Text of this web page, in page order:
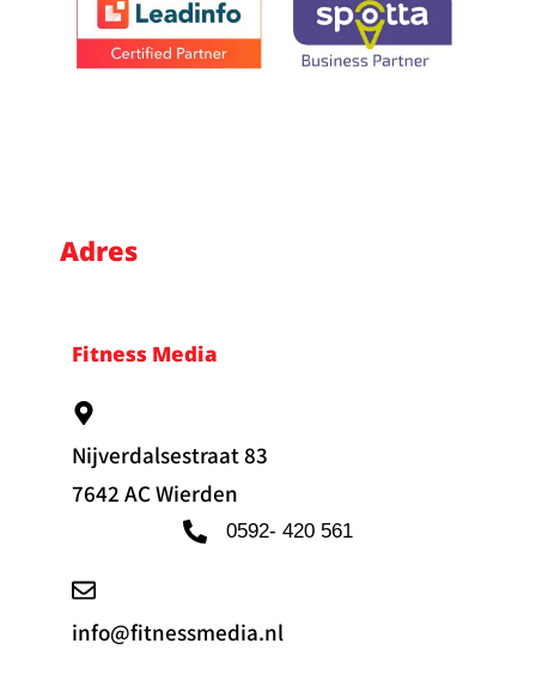
Adres
Fitness Media
Nijverdalsestraat 83
7642 AC Wierden
0592- 420 561
info@fitnessmedia.nl